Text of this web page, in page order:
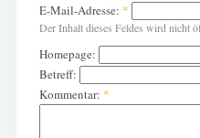
E-Mail-Adresse: *
Der Inhalt dieses Feldes wird nicht
Homepage:
Betreff:
Kommentar: *